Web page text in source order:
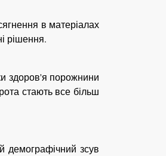
в матеріалах
рішення.
здоров'я порожнини
стають все більш
демографічний зсув